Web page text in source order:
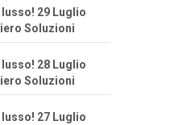
29 Luglio
Soluzioni
28 Luglio
Soluzioni
27 Luglio